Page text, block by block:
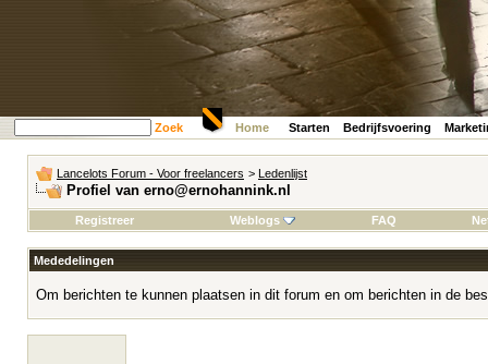
Zoek Home Starten Bedrijfsvoering
Lancelots Forum - Voor freelancers > Ledenlijst
Profiel van erno@ernohannink.nl
Registreer Weblogs FAQ
Mededelingen
Om berichten te kunnen plaatsen in dit forum en om berichten in de